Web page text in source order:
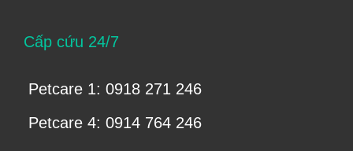
Cấp cứu 24/7
Petcare 1: 0918 271 246
Petcare 4: 0914 764 246